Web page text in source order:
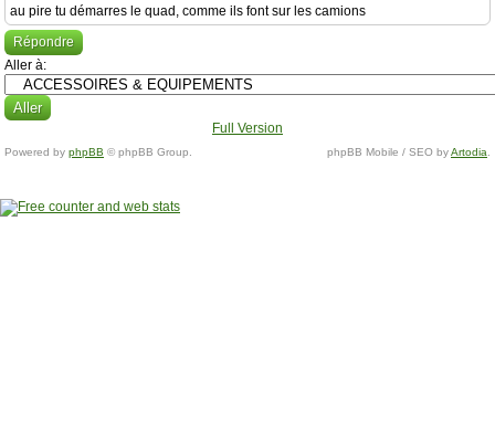
au pire tu démarres le quad, comme ils font sur les camions
Répondre
Aller à:
Full Version
Powered by phpBB © phpBB Group. phpBB Mobile / SEO byArtodia